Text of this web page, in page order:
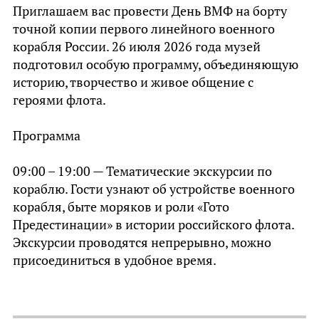
Сам Пётр I на донской земле
Главным сюрпризом для лагеря «Маяк» стало
появление Петра Великого — в его роли
блистательно выступил экскурсовод корабля-
музея Святослав Савицкий. Высоченный, в
историческом камзоле, с горящим взором
вниманием отрядов.
действовал. Под его командой звонкое
«Свистать всех наверх!» разнеслось над Доном
так, что, казалось, сам ветер натянул невидимые
паруса. Дети учились отдавать честь, повторять
старинные команды и, конечно, драить палубу.
Швабры мелькали с такой скоростью, что
Приглашаем вас провести День ВМФ на борту
точной копии первого линейного военного
корабля России. 26 июля 2026 года музей
подготовил особую программу, объединяющую
историю, творчество и живое общение с
героями флота.
Программа
09:00 – 19:00 — Тематические экскурсии по
кораблю. Гости узнают об устройстве военного
корабля, быте моряков и роли «Гото
Предестинации» в истории российского флота.
Экскурсии проводятся непрерывно, можно
присоединиться в удобное время.
Роспись открыток акварелью и гуашью. Занятие